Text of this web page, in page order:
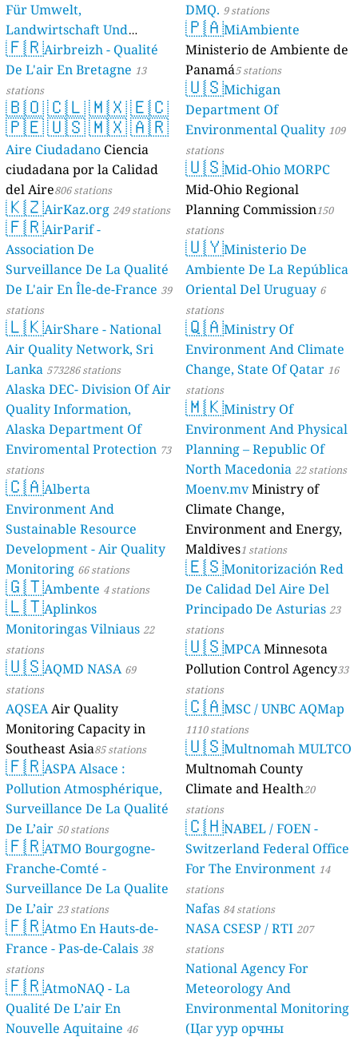
Für Umwelt,
Landwirtschaft Und
Geologie) 50 stations
🇫🇷Airbreizh - Qualité
De L'air En Bretagne 13
stations
🇧🇴🇨🇱🇲🇽🇪🇨
🇵🇪🇺🇸🇲🇽🇦🇷
Aire Ciudadano Ciencia
ciudadana por la Calidad
del Aire806 stations
🇰🇿AirKaz.org 249 stations
🇫🇷AirParif -
Association De
Surveillance De La Qualité
De L'air En Île-de-France 39
stations
🇱🇰AirShare - National
Air Quality Network, Sri
Lanka 573286 stations
Alaska DEC- Division Of Air
Quality Information,
Alaska Department Of
Enviromental Protection 73
stations
🇨🇦Alberta
Environment And
Sustainable Resource
Development - Air Quality
Monitoring 66 stations
🇬🇹Ambente 4 stations
🇱🇹Aplinkos
Monitoringas Vilniaus 22
stations
🇺🇸AQMD NASA 69
stations
AQSEAAir Quality
Monitoring Capacity in
Southeast Asia85 stations
🇫🇷ASPA Alsace :
Pollution Atmosphérique,
Surveillance De La Qualité
De L’air 50 stations
🇫🇷ATMO Bourgogne-
Franche-Comté -
Surveillance De La Qualite
De L’air 23 stations
🇫🇷Atmo En Hauts-de-
France - Pas-de-Calais 38
stations
🇫🇷AtmoNAQ - La
Qualité De L’air En
Nouvelle Aquitaine 46
DMQ. 9 stations
🇵🇦MiAmbiente
Ministerio de Ambiente de
Panamá5 stations
🇺🇸Michigan
Department Of
Environmental Quality 109
stations
🇺🇸Mid-Ohio MORPC
Mid-Ohio Regional
Planning Commission150
stations
🇺🇾Ministerio De
Ambiente De La República
Oriental Del Uruguay 6
stations
🇶🇦Ministry Of
Environment And Climate
Change, State Of Qatar 16
stations
🇲🇰Ministry Of
Environment And Physical
Planning – Republic Of
North Macedonia 22 stations
Moenv.mvMinistry of
Climate Change,
Environment and Energy,
Maldives1 stations
🇪🇸Monitorización Red
De Calidad Del Aire Del
Principado De Asturias 23
stations
🇺🇸MPCAMinnesota
Pollution Control Agency33
stations
🇨🇦MSC / UNBC AQMap
1110 stations
🇺🇸Multnomah MULTCO
Multnomah County
Climate and Health20
stations
🇨🇭NABEL / FOEN -
Switzerland Federal Office
For The Environment 14
stations
Nafas 84 stations
NASA CSESP / RTI 207
stations
National Agency For
Meteorology And
Environmental Monitoring
(Цаг уур орчны